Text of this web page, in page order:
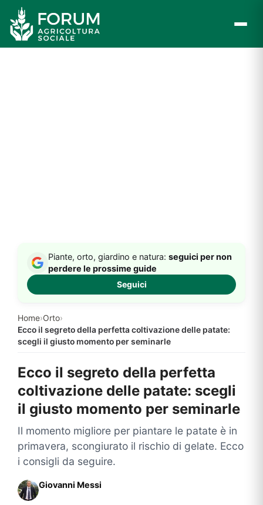
contenuto
Home›Orto›
Ecco il segreto della perfetta coltivazione delle patate:
scegli il giusto momento per seminarle
Piante, orto, giardino e natura: seguici per non
perdere le prossime guide
Seguici
Ecco il segreto della perfetta
coltivazione delle patate: scegli
il giusto momento per seminarle
Il momento migliore per piantare le patate è in
primavera, scongiurato il rischio di gelate. Ecco
i consigli da seguire.
Giovanni Messi